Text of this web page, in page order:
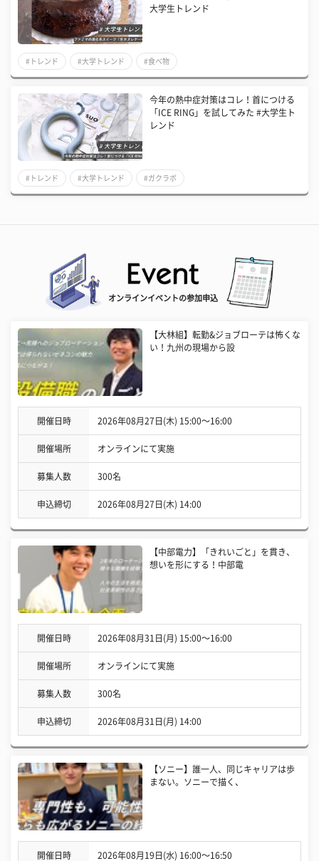
大学生トレンド
#トレンド #大学トレンド #食べ物
今年の熱中症対策はコレ！首につける
「ICE RING」を試してみた #大学生ト
レンド
#トレンド #大学トレンド #ガクラボ
オンラインイベントの参加申込
【大林組】転勤&ジョブローテは怖くな
い！九州の現場から設
開催日時 2026年08月27日(木) 15:00〜16:00
開催場所 オンラインにて実施
募集人数 300名
申込締切 2026年08月27日(木) 14:00
【中部電力】「きれいごと」を貫き、
想いを形にする！中部電
開催日時 2026年08月31日(月) 15:00〜16:00
開催場所 オンラインにて実施
募集人数 300名
申込締切 2026年08月31日(月) 14:00
【ソニー】誰一人、同じキャリアは歩
まない。ソニーで描く、
開催日時 2026年08月19日(水) 16:00〜16:50